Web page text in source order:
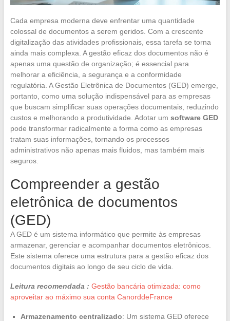
Cada empresa moderna deve enfrentar uma quantidade
colossal de documentos a serem geridos. Com a crescente
digitalização das atividades profissionais, essa tarefa se torna
ainda mais complexa. A gestão eficaz dos documentos não é
apenas uma questão de organização; é essencial para
melhorar a eficiência, a segurança e a conformidade
regulatória. A Gestão Eletrônica de Documentos (GED) emerge,
portanto, como uma solução indispensável para as empresas
que buscam simplificar suas operações documentais, reduzindo
custos e melhorando a produtividade. Adotar um software GED
pode transformar radicalmente a forma como as empresas
tratam suas informações, tornando os processos
administrativos não apenas mais fluidos, mas também mais
seguros.
Compreender a gestão
eletrônica de documentos
(GED)
A GED é um sistema informático que permite às empresas
armazenar, gerenciar e acompanhar documentos eletrônicos.
Este sistema oferece uma estrutura para a gestão eficaz dos
documentos digitais ao longo de seu ciclo de vida.
Leitura recomendada : Gestão bancária otimizada: como
aproveitar ao máximo sua conta CanorddeFrance
Armazenamento centralizado: Um sistema GED oferece